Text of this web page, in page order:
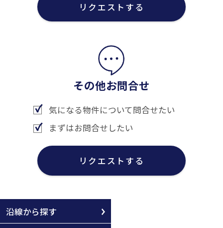
リクエストする
その他お問合せ
気になる物件について問合せたい
まずはお問合せしたい
リクエストする
沿線から探す